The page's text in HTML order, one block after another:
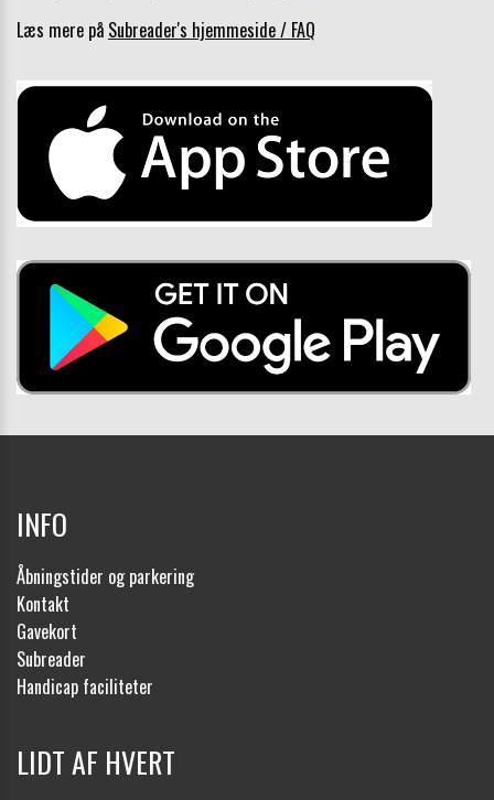
Læs mere på Subreader's hjemmeside / FAQ
INFO
Åbningstider og parkering
Kontakt
Gavekort
Subreader
Handicap faciliteter
LIDT AF HVERT